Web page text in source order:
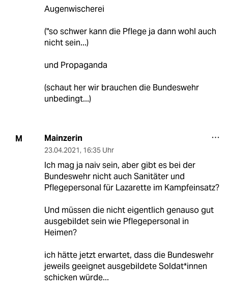
Augenwischerei
("so schwer kann die Pflege ja dann wohl auch
nicht sein...)
und Propaganda
(schaut her wir brauchen die Bundeswehr
unbedingt...)
M Mainzerin
23.04.2021, 16:35 Uhr
Ich mag ja naiv sein, aber gibt es bei der
Bundeswehr nicht auch Sanitäter und
Pflegepersonal für Lazarette im Kampfeinsatz?
Und müssen die nicht eigentlich genauso gut
ausgebildet sein wie Pflegepersonal in
Heimen?
ich hätte jetzt erwartet, dass die Bundeswehr
jeweils geeignet ausgebildete Soldat*innen
schicken würde...